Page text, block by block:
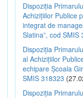
Dispoziția
Achizițiilor Publice
integrat de
Slatina”, cod SMIS
Dispoziția
al Achizițiilor
echipare Școala
SMIS 318323
Dispoziția